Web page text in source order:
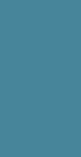
2009 Claude
200 jardins